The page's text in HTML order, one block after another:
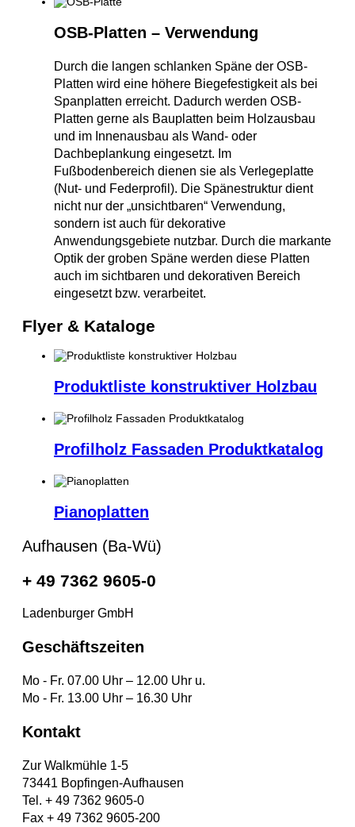
OSB-Platten – Verwendung
Durch die langen schlanken Späne der OSB-
Platten wird eine höhere Biegefestigkeit als bei
Spanplatten erreicht. Dadurch werden OSB-
Platten gerne als Bauplatten beim Holzausbau
und im Innenausbau als Wand- oder
Dachbeplankung eingesetzt. Im
Fußbodenbereich dienen sie als Verlegeplatte
(Nut- und Federprofil). Die Spänestruktur dient
nicht nur der „unsichtbaren“ Verwendung,
sondern ist auch für dekorative
Anwendungsgebiete nutzbar. Durch die markante
Optik der groben Späne werden diese Platten
auch im sichtbaren und dekorativen Bereich
eingesetzt bzw. verarbeitet.
Flyer & Kataloge
Produktliste konstruktiver Holzbau
Profilholz Fassaden Produktkatalog
Pianoplatten
Aufhausen (Ba-Wü)
+ 49 7362 9605-0
Ladenburger GmbH
Geschäftszeiten
Mo - Fr. 07.00 Uhr – 12.00 Uhr u.
Mo - Fr. 13.00 Uhr – 16.30 Uhr
Kontakt
Zur Walkmühle 1-5
73441 Bopfingen-Aufhausen
Tel. + 49 7362 9605-0
Fax + 49 7362 9605-200